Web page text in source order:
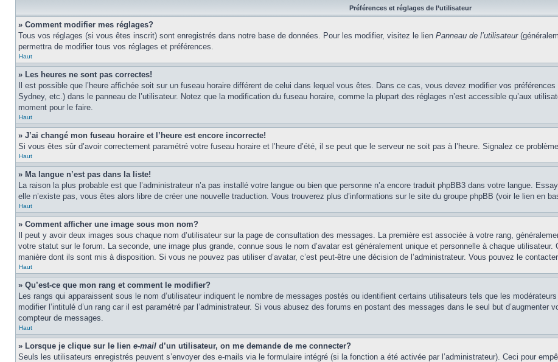
Préférences et réglages de l’utilisateur
» Comment modifier mes réglages?
Tous vos réglages (si vous êtes inscrit) sont enregistrés dans notre base de données. Pour les modifier, visitez le lien Panneau de l’utilisateur
permettra de modifier tous vos réglages et préférences.
Haut
» Les heures ne sont pas correctes!
Il est possible que l’heure affichée soit sur un fuseau horaire différent de celui dans lequel vous êtes. Dans ce cas, vous devez modifier vos
Sydney, etc.) dans le panneau de l’utilisateur. Notez que la modification du fuseau horaire, comme la plupart des réglages n’est accessible qu’aux
moment pour le faire.
Haut
» J’ai changé mon fuseau horaire et l’heure est encore incorrecte!
Si vous êtes sûr d’avoir correctement paramétré votre fuseau horaire et l’heure d’été, il se peut que le serveur ne soit pas à l’heure. Signalez ce
Haut
» Ma langue n’est pas dans la liste!
La raison la plus probable est que l’administrateur n’a pas installé votre langue ou bien que personne n’a encore traduit phpBB3 dans votre langue.
elle n’existe pas, vous êtes alors libre de créer une nouvelle traduction. Vous trouverez plus d’informations sur le site du groupe phpBB (voir le lien en
Haut
» Comment afficher une image sous mon nom?
Il peut y avoir deux images sous chaque nom d’utilisateur sur la page de consultation des messages. La première est associée à votre rang,
votre statut sur le forum. La seconde, une image plus grande, connue sous le nom d’avatar est généralement unique et personnelle à chaque utilisateur.
manière dont ils sont mis à disposition. Si vous ne pouvez pas utiliser d’avatar, c’est peut-être une décision de l’administrateur. Vous pouvez le
Haut
» Qu’est-ce que mon rang et comment le modifier?
Les rangs qui apparaissent sous le nom d’utilisateur indiquent le nombre de messages postés ou identifient certains utilisateurs tels que les
modifier l’intitulé d’un rang car il est paramétré par l’administrateur. Si vous abusez des forums en postant des messages dans le seul but
compteur de messages.
Haut
» Lorsque je clique sur le lien e-mail d’un utilisateur, on me demande de me connecter?
Seuls les utilisateurs enregistrés peuvent s’envoyer des e-mails via le formulaire intégré (si la fonction a été activée par l’administrateur). Ceci pour